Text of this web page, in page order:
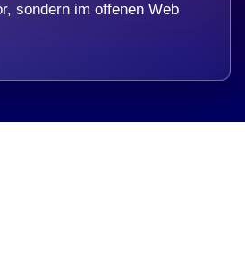
sondern im offenen Web